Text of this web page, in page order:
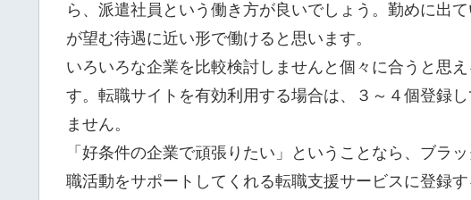
ら、派遣社員という働き方が良いでしょう。勤めに出
が望む待遇に近い形で働けると思います。
いろいろな企業を比較検討しませんと個々に合うと思
す。転職サイトを有効利用する場合は、３～４個登録
ません。
「好条件の企業で頑張りたい」ということなら、ブラ
職活動をサポートしてくれる転職支援サービスに登録す